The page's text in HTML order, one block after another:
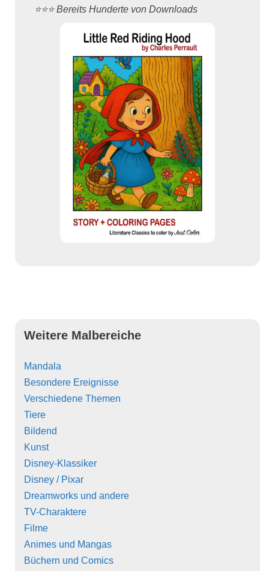
⭐️⭐️⭐️ Bereits Hunderte von Downloads
Weitere Malbereiche
Mandala
Besondere Ereignisse
Verschiedene Themen
Tiere
Bildend
Kunst
Disney-Klassiker
Disney / Pixar
Dreamworks und andere
TV-Charaktere
Filme
Animes und Mangas
Büchern und Comics